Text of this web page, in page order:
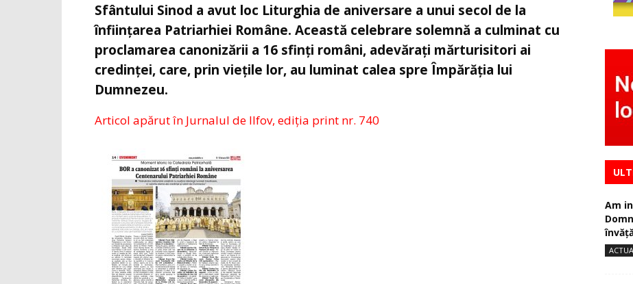
Sfântului Sinod a avut loc Liturghia de aniversare a unui secol de la
înființarea Patriarhiei Române. Această celebrare solemnă a culminat cu
proclamarea canonizării a 16 sfinți români, adevărați mărturisitori ai
credinței, care, prin viețile lor, au luminat calea spre Împărăția lui
Dumnezeu.
Articol apărut în Jurnalul de Ilfov, ediția print nr. 740
Am